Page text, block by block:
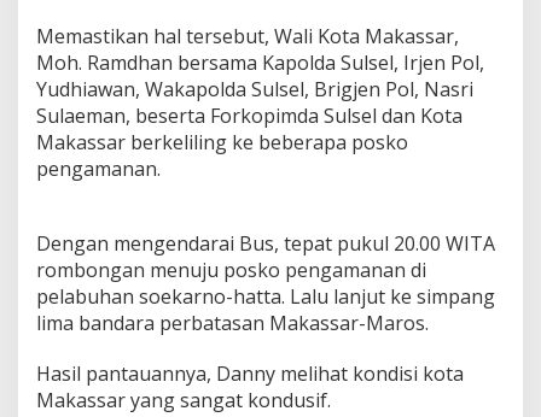
s
a
r
P
a
n
i
k
o
a
l
Memastikan hal tersebut, Wali Kota Makassar,
Moh. Ramdhan bersama Kapolda Sulsel, Irjen Pol,
Yudhiawan, Wakapolda Sulsel, Brigjen Pol, Nasri
Sulaeman, beserta Forkopimda Sulsel dan Kota
Makassar berkeliling ke beberapa posko
pengamanan.
Dengan mengendarai Bus, tepat pukul 20.00 WITA
rombongan menuju posko pengamanan di
pelabuhan soekarno-hatta. Lalu lanjut ke simpang
lima bandara perbatasan Makassar-Maros.
Hasil pantauannya, Danny melihat kondisi kota
Makassar yang sangat kondusif.